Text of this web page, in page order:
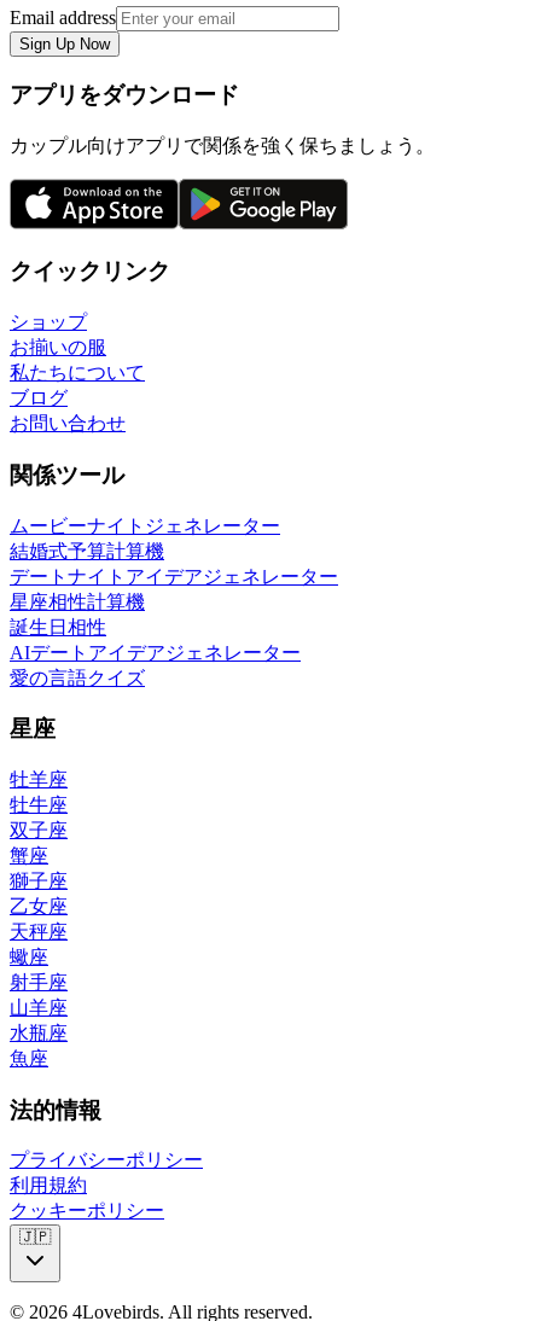
Email address
Sign Up Now
アプリをダウンロード
カップル向けアプリで関係を強く保ちましょう。
クイックリンク
ショップ
お揃いの服
私たちについて
ブログ
お問い合わせ
関係ツール
ムービーナイトジェネレーター
結婚式予算計算機
デートナイトアイデアジェネレーター
星座相性計算機
誕生日相性
AIデートアイデアジェネレーター
愛の言語クイズ
星座
牡羊座
牡牛座
双子座
蟹座
獅子座
乙女座
天秤座
蠍座
射手座
山羊座
水瓶座
魚座
法的情報
プライバシーポリシー
利用規約
クッキーポリシー
🇯🇵
© 2026 4Lovebirds. All rights reserved.